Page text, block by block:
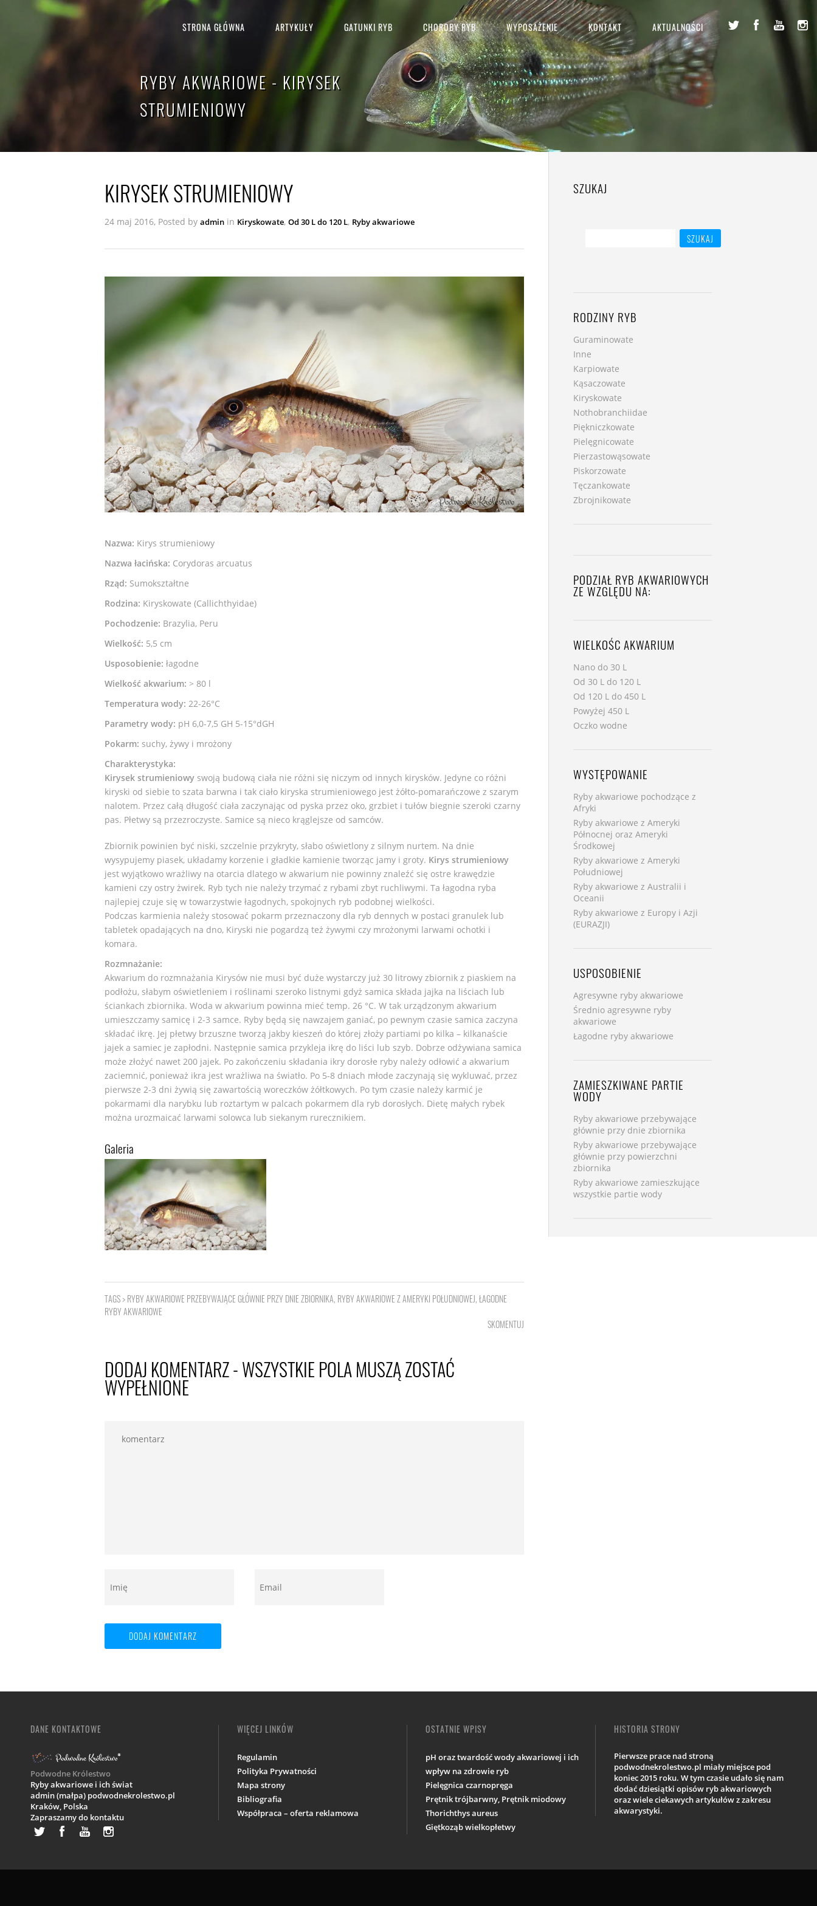
STRONA GŁÓWNA ARTYKUŁY GATUNKI RYB CHOROBY RYB WYPOSAŻENIE KONTAKT AKTUALNOŚCI
RYBY AKWARIOWE - KIRYSEK
STRUMIENIOWY
KIRYSEK STRUMIENIOWY
24 maj 2016, Posted by admin in Kiryskowate, Od 30 L do 120 L, Ryby akwariowe
Nazwa: Kirys strumieniowy
Nazwa łacińska: Corydoras arcuatus
Rząd: Sumokształtne
Rodzina: Kiryskowate (Callichthyidae)
Pochodzenie: Brazylia, Peru
Wielkość: 5,5 cm
Usposobienie: łagodne
Wielkość akwarium: > 80 l
Temperatura wody: 22-26°C
Parametry wody: pH 6,0-7,5 GH 5-15°dGH
Pokarm: suchy, żywy i mrożony
Charakterystyka:
Kirysek strumieniowy swoją budową ciała nie różni się niczym od innych kirysków. Jedyne co różni
kiryski od siebie to szata barwna i tak ciało kiryska strumieniowego jest żółto-pomarańczowe z szarym
nalotem. Przez całą długość ciała zaczynając od pyska przez oko, grzbiet i tułów biegnie szeroki czarny
pas. Płetwy są przezroczyste. Samice są nieco krąglejsze od samców.
Zbiornik powinien być niski, szczelnie przykryty, słabo oświetlony z silnym nurtem. Na dnie
wysypujemy piasek, układamy korzenie i gładkie kamienie tworząc jamy i groty. Kirys strumieniowy
jest wyjątkowo wrażliwy na otarcia dlatego w akwarium nie powinny znaleźć się ostre krawędzie
kamieni czy ostry żwirek. Ryb tych nie należy trzymać z rybami zbyt ruchliwymi. Ta łagodna ryba
najlepiej czuje się w towarzystwie łagodnych, spokojnych ryb podobnej wielkości.
Podczas karmienia należy stosować pokarm przeznaczony dla ryb dennych w postaci granulek lub
tabletek opadających na dno, Kiryski nie pogardzą też żywymi czy mrożonymi larwami ochotki i
komara.
Rozmnażanie:
Akwarium do rozmnażania Kirysów nie musi być duże wystarczy już 30 litrowy zbiornik z piaskiem na
podłożu, słabym oświetleniem i roślinami szeroko listnymi gdyż samica składa jajka na liściach lub
ściankach zbiornika. Woda w akwarium powinna mieć temp. 26 °C. W tak urządzonym akwarium
umieszczamy samicę i 2-3 samce. Ryby będą się nawzajem ganiać, po pewnym czasie samica zaczyna
składać ikrę. Jej płetwy brzuszne tworzą jakby kieszeń do której złoży partiami po kilka – kilkanaście
jajek a samiec je zapłodni. Następnie samica przykleja ikrę do liści lub szyb. Dobrze odżywiana samica
może złożyć nawet 200 jajek. Po zakończeniu składania ikry dorosłe ryby należy odłowić a akwarium
zaciemnić, ponieważ ikra jest wrażliwa na światło. Po 5-8 dniach młode zaczynają się wykluwać, przez
pierwsze 2-3 dni żywią się zawartością woreczków żółtkowych. Po tym czasie należy karmić je
pokarmami dla narybku lub roztartym w palcach pokarmem dla ryb dorosłych. Dietę małych rybek
można urozmaicać larwami solowca lub siekanym rurecznikiem.
Galeria
TAGS >RYBY AKWARIOWE PRZEBYWAJĄCE GŁÓWNIE PRZY DNIE ZBIORNIKA, RYBY AKWARIOWE Z AMERYKI POŁUDNIOWEJ,ŁAGODNE
RYBY AKWARIOWE
SKOMENTUJ
DODAJ KOMENTARZ - WSZYSTKIE POLA MUSZĄ ZOSTAĆ
WYPEŁNIONE
SZUKAJ
RODZINY RYB
Guraminowate
Inne
Karpiowate
Kąsaczowate
Kiryskowate
Nothobranchiidae
Piękniczkowate
Pielęgnicowate
Pierzastowąsowate
Piskorzowate
Tęczankowate
Zbrojnikowate
PODZIAŁ RYB AKWARIOWYCH
ZE WZGLĘDU NA:
WIELKOŚC AKWARIUM
Nano do 30 L
Od 30 L do 120 L
Od 120 L do 450 L
Powyżej 450 L
Oczko wodne
WYSTĘPOWANIE
Ryby akwariowe pochodzące z
Afryki
Ryby akwariowe z Ameryki
Północnej oraz Ameryki
Środkowej
Ryby akwariowe z Ameryki
Południowej
Ryby akwariowe z Australii i
Oceanii
Ryby akwariowe z Europy i Azji
(EURAZJI)
USPOSOBIENIE
Agresywne ryby akwariowe
Średnio agresywne ryby
akwariowe
Łagodne ryby akwariowe
ZAMIESZKIWANE PARTIE
WODY
Ryby akwariowe przebywające
głównie przy dnie zbiornika
Ryby akwariowe przebywające
głównie przy powierzchni
zbiornika
Ryby akwariowe zamieszkujące
wszystkie partie wody
DANE KONTAKTOWE
Podwodne Królestwo
Ryby akwariowe i ich świat
admin (małpa) podwodnekrolestwo.pl
Kraków, Polska
Zapraszamy do kontaktu
WIĘCEJ LINKÓW
Regulamin
Polityka Prywatności
Mapa strony
Bibliografia
Współpraca – oferta reklamowa
OSTATNIE WPISY
pH oraz twardość wody akwariowej i ich
wpływ na zdrowie ryb
Pielęgnica czarnopręga
Prętnik trójbarwny, Prętnik miodowy
Thorichthys aureus
Giętkoząb wielkopłetwy
HISTORIA STRONY
Pierwsze prace nad stroną
podwodnekrolestwo.pl miały miejsce pod
koniec 2015 roku. W tym czasie udało się nam
dodać dziesiątki opisów ryb akwariowych
oraz wiele ciekawych artykułów z zakresu
akwarystyki.